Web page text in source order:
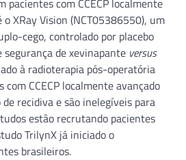
o XRay Vision (NCT05386550), um
cego, controlado por placebo
de xevinapante versus
à radioterapia pós-operatória
CCECP localmente avançado
recidiva e são inelegíveis para
estão recrutando pacientes
TrilynX já iniciado o
brasileiros.